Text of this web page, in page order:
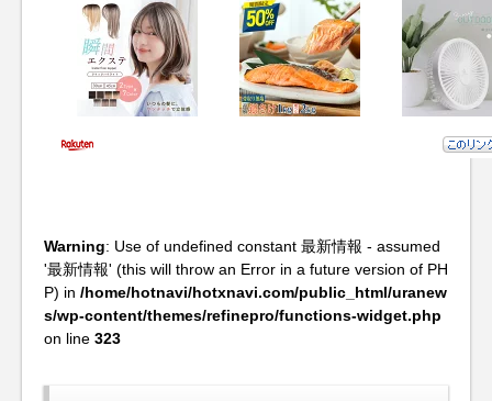
Warning: Use of undefined constant 最新情報 - assumed
'最新情報' (this will throw an Error in a future version of PH
P) in /home/hotnavi/hotxnavi.com/public_html/uranew
s/wp-content/themes/refinepro/functions-widget.php
on line 323